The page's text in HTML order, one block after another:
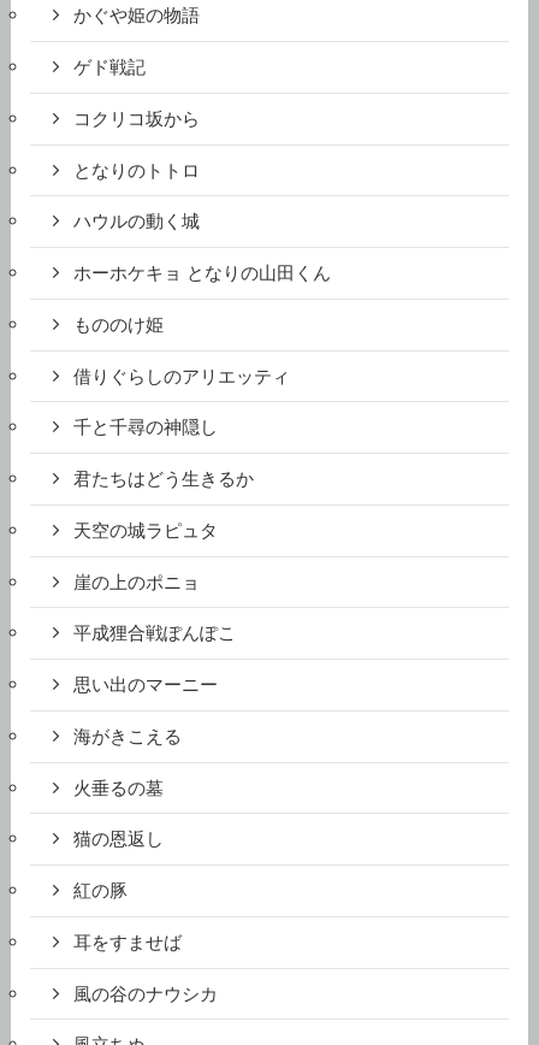
かぐや姫の物語
ゲド戦記
コクリコ坂から
となりのトトロ
ハウルの動く城
ホーホケキョ となりの山田くん
もののけ姫
借りぐらしのアリエッティ
千と千尋の神隠し
君たちはどう生きるか
天空の城ラピュタ
崖の上のポニョ
平成狸合戦ぽんぽこ
思い出のマーニー
海がきこえる
火垂るの墓
猫の恩返し
紅の豚
耳をすませば
風の谷のナウシカ